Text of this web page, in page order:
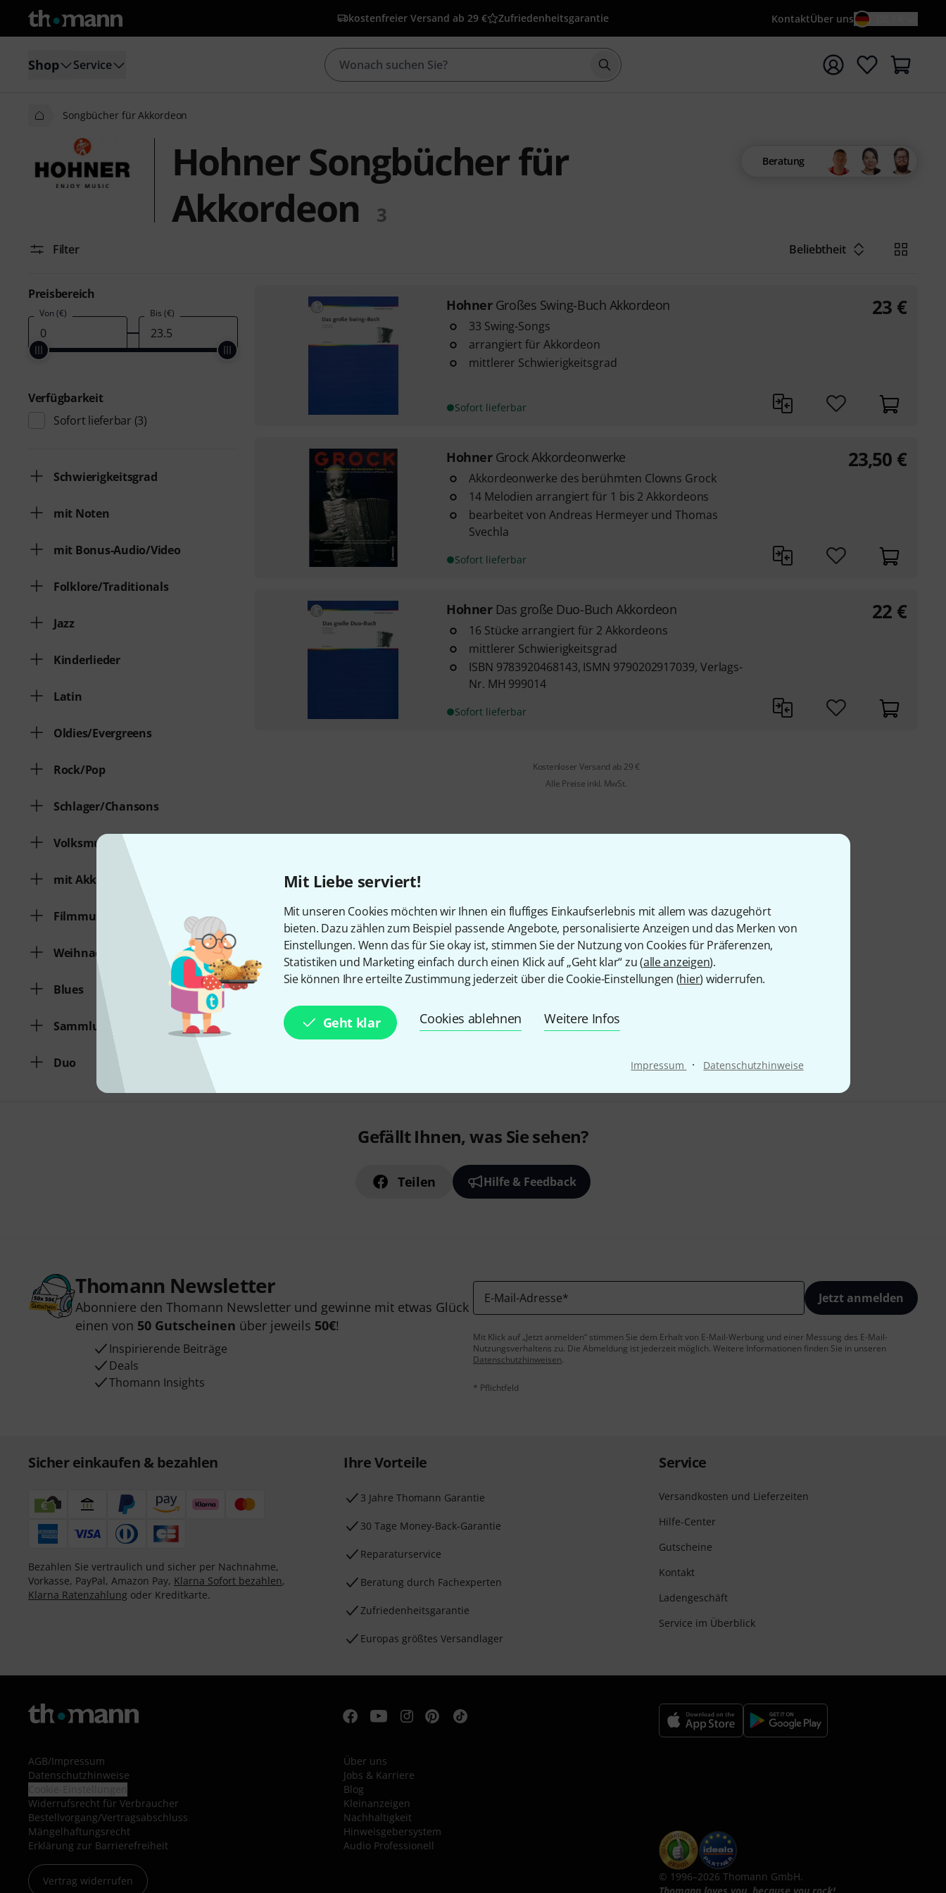
Mit Liebe serviert!
Mit unseren Cookies möchten wir Ihnen ein fluffiges Einkaufserlebnis mit allem was dazugehört
bieten. Dazu zählen zum Beispiel passende Angebote, personalisierte Anzeigen und das Merken von
Einstellungen. Wenn das für Sie okay ist, stimmen Sie der Nutzung von Cookies für Präferenzen,
Statistiken und Marketing einfach durch einen Klick auf „Geht klar“ zu (alle anzeigen).
Sie können Ihre erteilte Zustimmung jederzeit über die Cookie-Einstellungen (hier) widerrufen.
Geht klar Cookies ablehnen Weitere Infos
Impressum · Datenschutzhinweise
kostenfreier Versand ab 29 € Zufriedenheitsgarantie KontaktÜber uns
Shop Service Suche mit Suchwort {searchTerm} starten
Songbücher für Akkordeon
Hohner Songbücher für
Akkordeon
3
Beratung
Filter Beliebtheit
Preisbereich
Von (€) Bis (€)
Verfügbarkeit
Sofort lieferbar (3)
Schwierigkeitsgrad
mit Noten
mit Bonus-Audio/Video
Folklore/Traditionals
Jazz
Kinderlieder
Latin
Oldies/Evergreens
Rock/Pop
Schlager/Chansons
Volksmusik
mit Akkorden
Filmmusik/Musical
Weihnachtslieder
Blues
Sammlung verschiedener Genres
Duo
Hohner Großes Swing-Buch Akkordeon
33 Swing-Songs
arrangiert für Akkordeon
mittlerer Schwierigkeitsgrad
Sofort lieferbar
23 €
Hohner Grock Akkordeonwerke
Akkordeonwerke des berühmten Clowns Grock
14 Melodien arrangiert für 1 bis 2 Akkordeons
bearbeitet von Andreas Hermeyer und Thomas
Svechla
Sofort lieferbar
23,50 €
Hohner Das große Duo-Buch Akkordeon
16 Stücke arrangiert für 2 Akkordeons
mittlerer Schwierigkeitsgrad
ISBN 9783920468143, ISMN 9790202917039, Verlags-
Nr. MH 999014
Sofort lieferbar
22 €
Kostenloser Versand ab 29 €
Alle Preise inkl. MwSt.
Gefällt Ihnen, was Sie sehen?
Teilen Hilfe & Feedback
Thomann Newsletter
Abonniere den Thomann Newsletter und gewinne mit etwas Glück
einen von 50 Gutscheinen über jeweils 50€!
Inspirierende Beiträge
Deals
Thomann Insights
E-Mail-Adresse* Jetzt anmelden
Mit Klick auf „Jetzt anmelden“ stimmen Sie dem Erhalt von E-Mail-Werbung und einer Messung des E-Mail-
Nutzungsverhaltens zu. Die Abmeldung ist jederzeit möglich. Weitere Informationen finden Sie in unseren
Datenschutzhinweisen.
* Pflichtfeld
Sicher einkaufen & bezahlen
Bezahlen Sie vertraulich und sicher per Nachnahme,
Vorkasse, PayPal, Amazon Pay, Klarna Sofort bezahlen,
Klarna Ratenzahlung oder Kreditkarte.
Ihre Vorteile
3 Jahre Thomann Garantie
30 Tage Money-Back-Garantie
Reparaturservice
Beratung durch Fachexperten
Zufriedenheitsgarantie
Europas größtes Versandlager
Service
Versandkosten und Lieferzeiten
Hilfe-Center
Gutscheine
Kontakt
Ladengeschäft
Service im Überblick
AGB/Impressum
Datenschutzhinweise
Widerrufsrecht für Verbraucher
Bestellvorgang/Vertragsabschluss
Mängelhaftungsrecht
Erklärung zur Barrierefreiheit
Vertrag widerrufen
Über uns
Jobs & Karriere
Blog
Kleinanzeigen
Nachhaltigkeit
Hinweisgebersystem
Audio Professionell
© 1996–2026 Thomann GmbH.